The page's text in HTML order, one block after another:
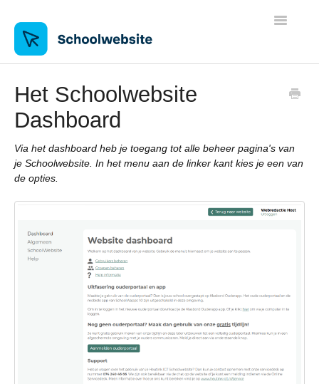
Toggle
Algemene informatie
WP - Werken met Schoolwebsite
DNN - Werken met Schoolwebsite
DNN - Modules
DNN - Beheer
Tips & Tricks
Het Schoolwebsite
Dashboard
Via het dashboard heb je toegang tot alle beheer pagina's van
je Schoolwebsite. In het menu aan de linker kant kies je een van
de opties.